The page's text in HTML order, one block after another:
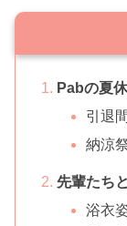
Pabの夏
引退
納涼
先輩たち
浴衣